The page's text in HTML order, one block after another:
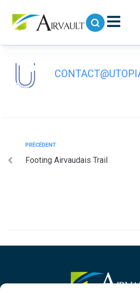
Futsal Loisir Airvault
PRÉCÉDENT
Footing Airvaudais Trail